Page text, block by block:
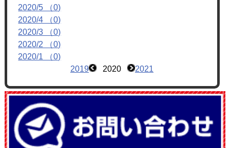
2020/5 （0)
2020/4 （0)
2020/3 （0)
2020/2 （0)
2020/1 （0)
2019
2020 2021